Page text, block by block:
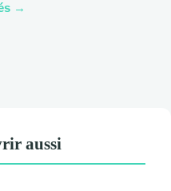
→
aussi